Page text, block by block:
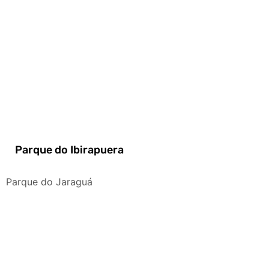
Parque do Ibirapuera
Parque do Jaraguá